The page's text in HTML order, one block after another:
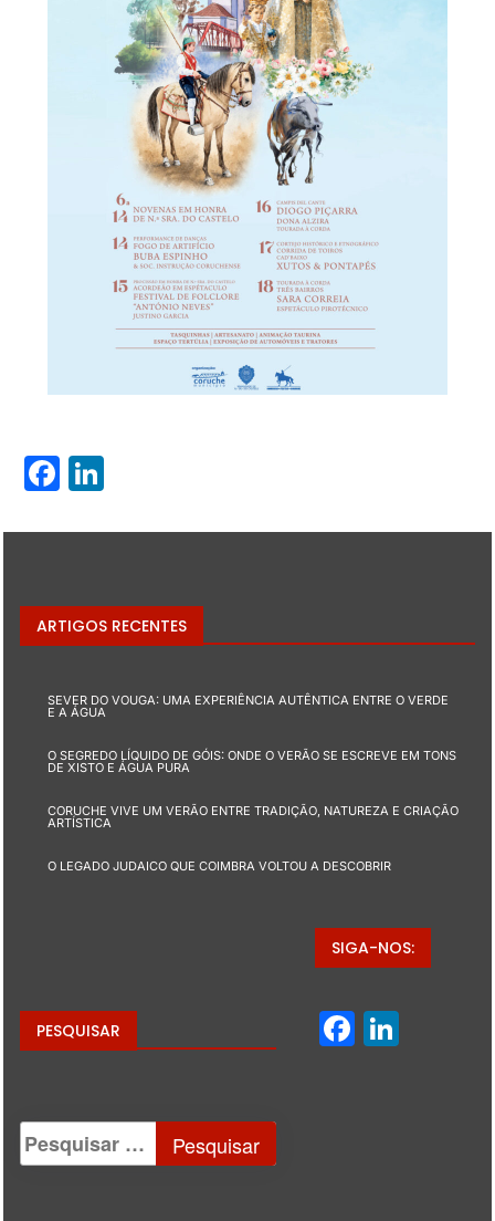
Facebook
ARTIGOS RECENTES
SEVER DO VOUGA: UMA EXPERIÊNCIA AUTÊNTICA ENTRE O VERDE
E A ÁGUA
O SEGREDO LÍQUIDO DE GÓIS: ONDE O VERÃO SE ESCREVE EM TONS
DE XISTO E ÁGUA PURA
CORUCHE VIVE UM VERÃO ENTRE TRADIÇÃO, NATUREZA E CRIAÇÃO
ARTÍSTICA
O LEGADO JUDAICO QUE COIMBRA VOLTOU A DESCOBRIR
PESQUISAR
SIGA-NOS: